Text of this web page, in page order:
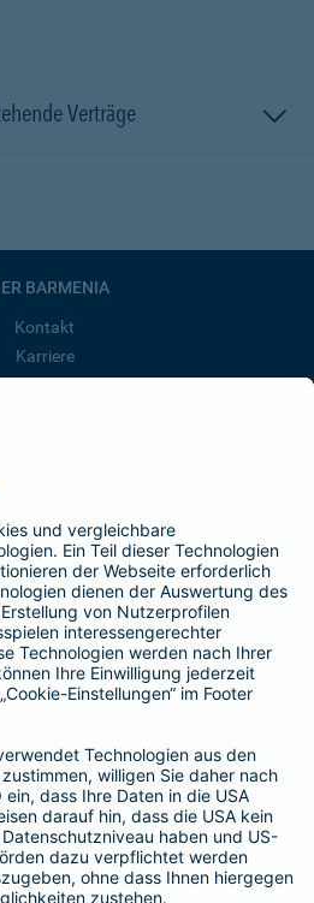
Verträge
BARMENIA
Kontakt
Karriere
der BarmeniaGothaer
SEITEN
Zusatzversicherung
ändern
melden